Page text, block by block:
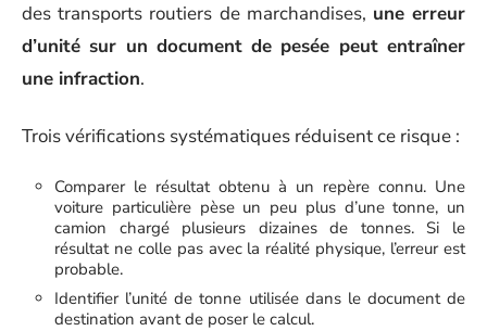
des transports routiers de marchandises, une erreur
d’unité sur un document de pesée peut entraîner
une infraction.
Trois vérifications systématiques réduisent ce risque :
Comparer le résultat obtenu à un repère connu. Une
voiture particulière pèse un peu plus d’une tonne, un
camion chargé plusieurs dizaines de tonnes. Si le
résultat ne colle pas avec la réalité physique, l’erreur est
probable.
Identifier l’unité de tonne utilisée dans le document de
destination avant de poser le calcul.